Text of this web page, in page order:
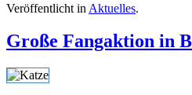
Veröffentlicht in Aktuelles.
Große Fangaktion in